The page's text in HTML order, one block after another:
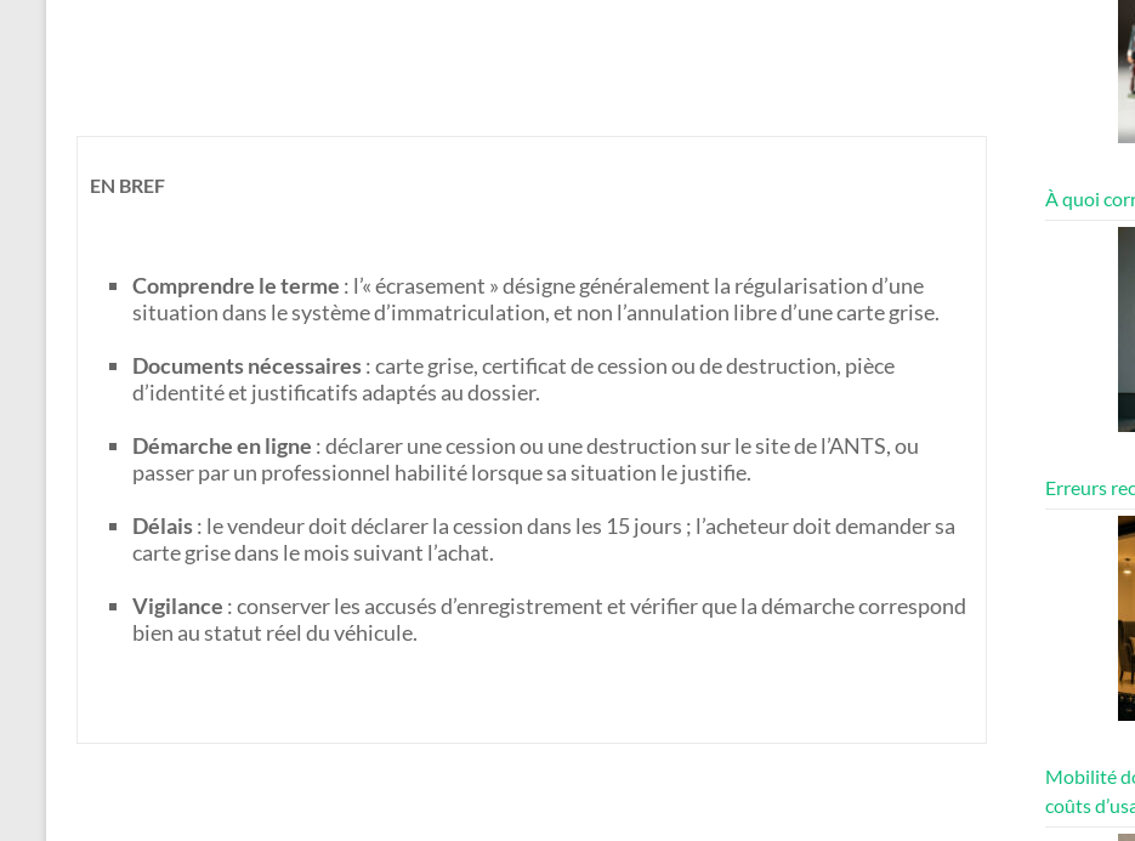
EN BREF
Comprendre le terme : l’« écrasement » désigne généralement la régularisation d’une
situation dans le système d’immatriculation, et non l’annulation libre d’une carte grise.
Documents nécessaires: carte grise, certificat de cession ou de destruction, pièce
d’identité et justificatifs adaptés au dossier.
Démarche en ligne : déclarer une cession ou une destruction sur le site de l’ANTS, ou
passer par un professionnel habilité lorsque sa situation le justifie.
Délais: le vendeur doit déclarer la cession dans les 15 jours ; l’acheteur doit demander sa
carte grise dans le mois suivant l’achat.
Vigilance : conserver les accusés d’enregistrement et vérifier que la démarche correspond
bien au statut réel du véhicule.
À quoi
Erreurs
Mobilité
coûts